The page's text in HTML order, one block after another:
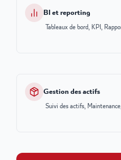
BI et reporting
Tableaux de bord, KPI,
Gestion des actifs
Suivi des actifs,